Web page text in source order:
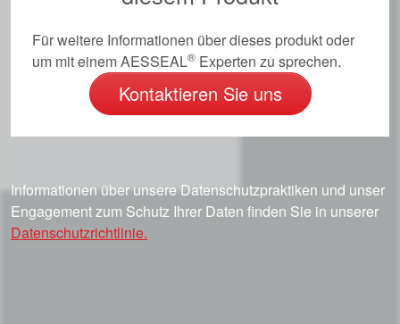
Für weitere Informationen über dieses produkt oder
um mit einem AESSEAL® Experten zu sprechen.
Kontaktieren Sie uns
Informationen über unsere Datenschutzpraktiken und unser
Engagement zum Schutz Ihrer Daten finden Sie in unserer
Datenschutzrichtlinie.